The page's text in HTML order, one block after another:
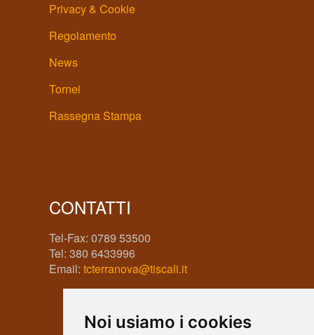
Noi usiamo i cookies
Privacy & Cookie
Regolamento
News
Tornei
Rassegna Stampa
CONTATTI
Tel-Fax: 0789 53500
Tel: 380 6433996
Email: tcterranova@tiscali.it